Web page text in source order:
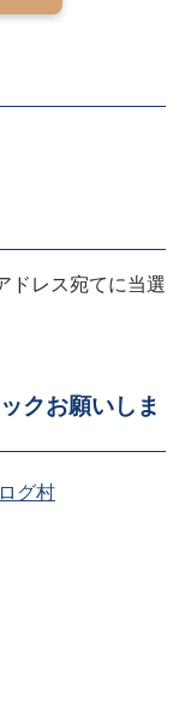
ドレス宛てに当選
クお願いしま
グ村